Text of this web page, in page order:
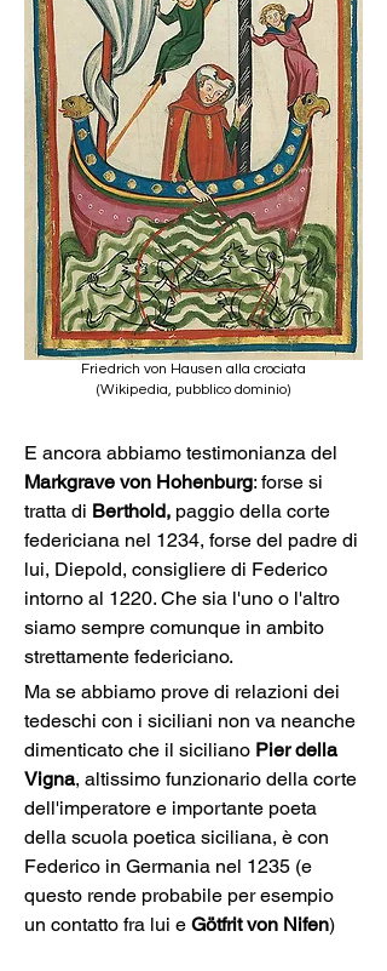
Friedrich von Hausen alla crociata
(Wikipedia, pubblico dominio)
E ancora abbiamo testimonianza del
Markgrave von Hohenburg: forse si
tratta di Berthold, paggio della corte
federiciana nel 1234, forse del padre di
lui, Diepold, consigliere di Federico
intorno al 1220. Che sia l'uno o l'altro
siamo sempre comunque in ambito
strettamente federiciano.
Ma se abbiamo prove di relazioni dei
tedeschi con i siciliani non va neanche
dimenticato che il siciliano Pier della
Vigna, altissimo funzionario della corte
dell'imperatore e importante poeta
della scuola poetica siciliana, è con
Federico in Germania nel 1235 (e
questo rende probabile per esempio
un contatto fra lui e Götfrit von Nifen)